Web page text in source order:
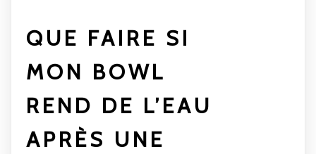
QUE FAIRE SI
MON BOWL
REND DE L’EAU
APRÈS UNE